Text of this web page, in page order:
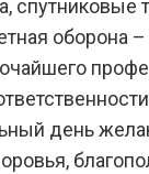
спутниковые
оборона –
день